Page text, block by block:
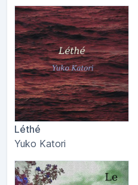
Léthé
Yuko Katori